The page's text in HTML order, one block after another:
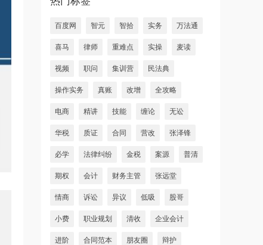
百度网 智元 智拾 实务 万法通
喜马 律师 重难点 实操 麦读
视频 职问 集训营 民法典
操作实务 真账 改增 全攻略
电商 精讲 技能 缠论 无讼
华税 质证 合同 营改 张泽锋
必学 法律纠纷 金税 案源 普清
期权 会计 财务主管 张远堂
情商 诉讼 异议 低吸 股哥
小费 职业规划 清收 企业会计
进阶 合同范本 朋友圈 辩护